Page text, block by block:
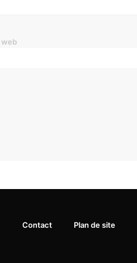
web
Contact Plan de site